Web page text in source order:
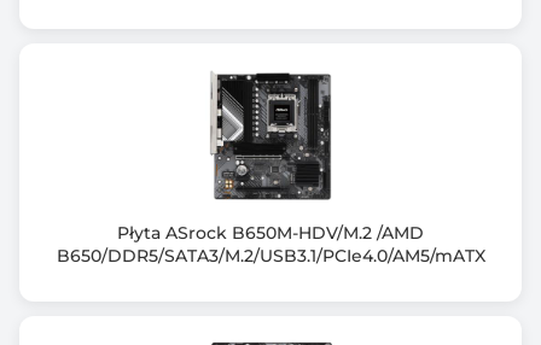
Support for non-ECC Un-buffered DIMM
1Rx8/2Rx8/1Rx16 memory modules
Support for AMD EXtended Profiles for Overclocking
Extreme Memory Profile (XMP) memory modules
Zintegrowany kontroler SATA
Płyta ASrock B650M-HDV/M.2 /AMD
B650/DDR5/SATA3/M.2/USB3.1/PCIe4.0/AM5/mATX